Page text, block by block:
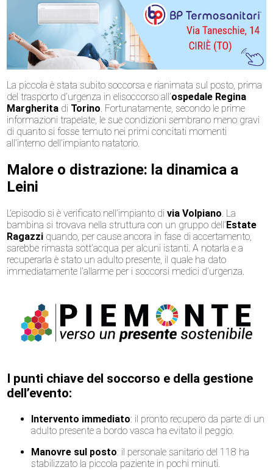
La piccola è stata subito soccorsa e rianimata sul posto, prima
del trasporto d’urgenza in elisoccorso all’ospedale Regina
Margherita di Torino. Fortunatamente, secondo le prime
informazioni trapelate, le sue condizioni sembrano meno gravi
di quanto si fosse temuto nei primi concitati momenti
all’interno dell’impianto natatorio.
Malore o distrazione: la dinamica a
Leini
L’episodio si è verificato nell’impianto divia Volpiano. La
bambina si trovava nella struttura con un gruppo dell’ Estate
Ragazzi quando, per cause ancora in fase di accertamento,
sarebbe rimasta sott’acqua per alcuni istanti. A notarla e a
recuperarla è stato un adulto presente, il quale ha dato
immediatamente l’allarme per i soccorsi medici d’urgenza.
I punti chiave del soccorso e della gestione
dell’evento:
Intervento immediato: il pronto recupero da parte di un
adulto presente a bordo vasca ha evitato il peggio.
Manovre sul posto: il personale sanitario del 118 ha
stabilizzato la piccola paziente in pochi minuti.